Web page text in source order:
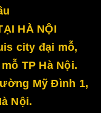
HÀ NỘI
city đại mỗ,
TP Hà Nội.
Mỹ Đình 1,
Nội.